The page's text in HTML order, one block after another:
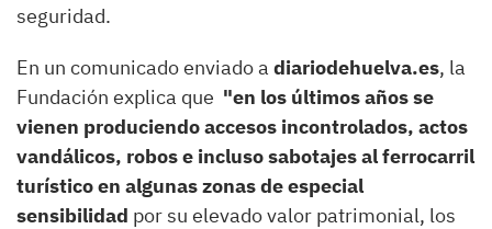
seguridad.
En un comunicado enviado a diariodehuelva.es, la
Fundación explica que "en los últimos años se
vienen produciendo accesos incontrolados, actos
vandálicos, robos e incluso sabotajes al ferrocarril
turístico en algunas zonas de especial
sensibilidad por su elevado valor patrimonial, los